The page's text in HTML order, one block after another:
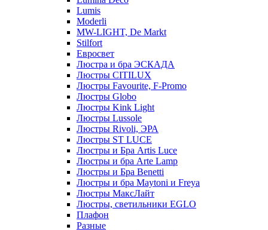
Lumis
Moderli
MW-LIGHT, De Markt
Stilfort
Евросвет
Люстра и бра ЭСКАДА
Люстры CITILUX
Люстры Favourite, F-Promo
Люстры Globo
Люстры Kink Light
Люстры Lussole
Люстры Rivoli, ЭРА
Люстры ST LUCE
Люстры и Бра Artis Luce
Люстры и бра Arte Lamp
Люстры и Бра Benetti
Люстры и бра Maytoni и Freya
Люстры МаксЛайт
Люстры, светильники EGLO
Плафон
Разные